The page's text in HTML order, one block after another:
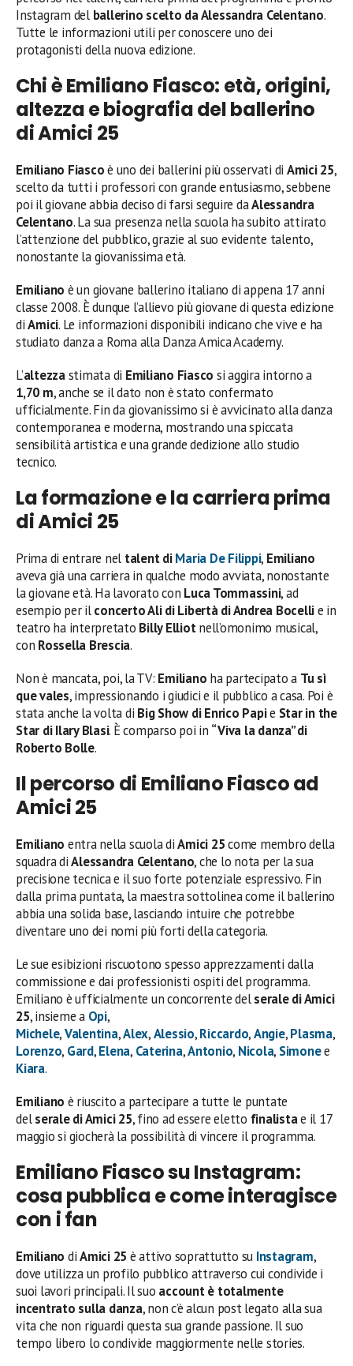
Instagram del ballerino scelto da Alessandra Celentano.
Tutte le informazioni utili per conoscere uno dei
protagonisti della nuova edizione.
Chi è Emiliano Fiasco: età, origini,
altezza e biografia del ballerino
di Amici 25
Emiliano Fiascoè uno dei ballerini più osservati di Amici 25,
scelto da tutti i professori con grande entusiasmo, sebbene
poi il giovane abbia deciso di farsi seguire daAlessandra
Celentano. La sua presenza nella scuola ha subito attirato
l’attenzione del pubblico, grazie al suo evidente talento,
nonostante la giovanissima età.
Emiliano è un giovane ballerino italiano di appena 17 anni
classe 2008. È dunque l’allievo più giovane di questa edizione
diAmici. Le informazioni disponibili indicano che vive e ha
studiato danza a Roma alla Danza Amica Academy.
L’altezzastimata di Emiliano Fiasco si aggira intorno a
1,70 m, anche se il dato non è stato confermato
ufficialmente. Fin da giovanissimo si è avvicinato alla danza
contemporanea e moderna, mostrando una spiccata
sensibilità artistica e una grande dedizione allo studio
tecnico.
La formazione e la carriera prima
di Amici 25
Prima di entrare nel talent diMaria De Filippi, Emiliano
aveva già una carriera in qualche modo avviata, nonostante
la giovane età. Ha lavorato con Luca Tommassini, ad
esempio per ilconcerto Ali di Libertà di Andrea Bocellie in
teatro ha interpretato Billy Elliotnell’omonimo musical,
con Rossella Brescia.
Non è mancata, poi, la TV: Emiliano ha partecipato a Tu sì
que vales, impressionando i giudici e il pubblico a casa. Poi è
stata anche la volta di Big Show di Enrico Papie Star in the
Star di Ilary Blasi. È comparso poi in “Viva la danza” di
Roberto Bolle.
Il percorso di Emiliano Fiasco ad
Amici 25
Emiliano entra nella scuola diAmici 25come membro della
squadra diAlessandra Celentano, che lo nota per la sua
precisione tecnica e il suo forte potenziale espressivo. Fin
dalla prima puntata, la maestra sottolinea come il ballerino
abbia una solida base, lasciando intuire che potrebbe
diventare uno dei nomi più forti della categoria.
Le sue esibizioni riscuotono spesso apprezzamenti dalla
commissione e dai professionisti ospiti del programma.
Emiliano è ufficialmente un concorrente delserale di Amici
25, insieme a Opi,
Michele,Valentina,Alex,Alessio,Riccardo,Angie,Plasma,
Lorenzo, Gard,Elena, Caterina,Antonio, Nicola, Simonee
Kiara.
Emiliano è riuscito a partecipare a tutte le puntate
delserale di Amici 25, fino ad essere eletto finalistae il 17
maggio si giocherà la possibilità di vincere il programma.
Emiliano Fiasco su Instagram:
cosa pubblica e come interagisce
con i fan
Emiliano diAmici 25 è attivo soprattutto su Instagram,
dove utilizza un profilo pubblico attraverso cui condivide i
suoi lavori principali. Il suo account è totalmente
incentrato sulla danza, non c’è alcun post legato alla sua
vita che non riguardi questa sua grande passione. Il suo
tempo libero lo condivide maggiormente nelle stories.